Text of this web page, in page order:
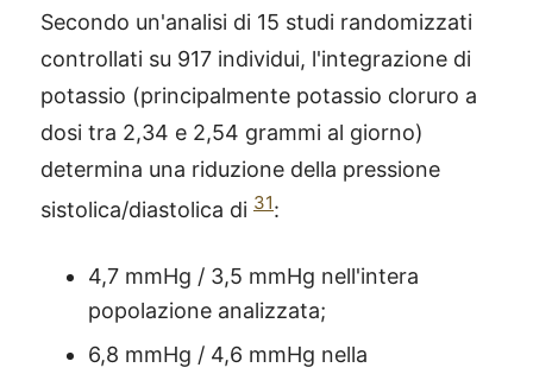
Secondo un'analisi di 15 studi randomizzati
controllati su 917 individui, l'integrazione di
potassio (principalmente potassio cloruro a
dosi tra 2,34 e 2,54 grammi al giorno)
determina una riduzione della pressione
sistolica/diastolica di 31:
4,7 mmHg / 3,5 mmHg nell'intera
popolazione analizzata;
6,8 mmHg / 4,6 mmHg nella